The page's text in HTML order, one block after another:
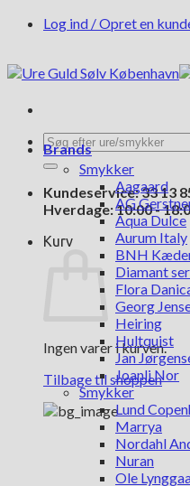
FortsætLog ind / Opret en
Søg
efter:
Kundeservice: 33 13
Hverdage: 10:00 -
Kurv
Ingen varer i kurven.
Tilbage til shoppen
Brands
Smykker
Aagaard
AG
Aqua Dulce
Aurum Italy
BNH
Diamant
Flora
Georg
Heiring
Hultquist
Jan
Joanli Nor
Smykker
Lund
Marrya
Nordahl
Nuran
Ole